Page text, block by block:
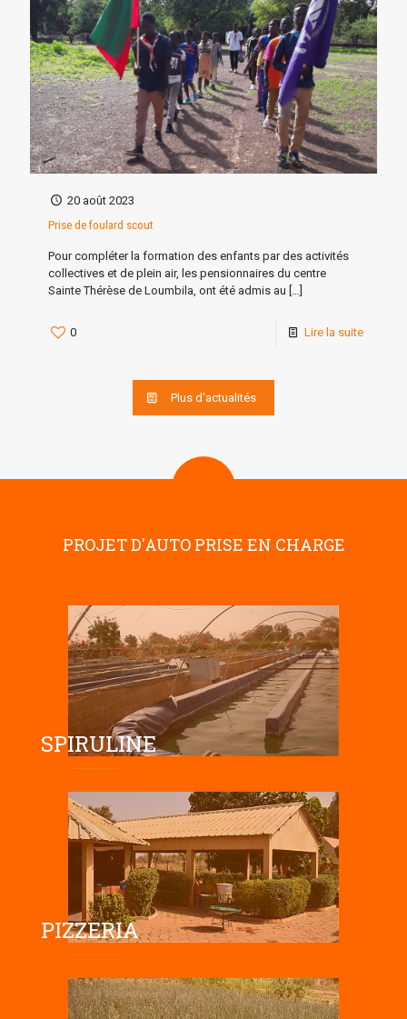
20 août 2023
Prise de foulard scout
Pour compléter la formation des enfants par des activités
collectives et de plein air, les pensionnaires du centre
Sainte Thérèse de Loumbila, ont été admis au […]
0 Lire la suite
Plus d'actualités
PROJET D'AUTO PRISE EN CHARGE
SPIRULINE
PIZZERIA